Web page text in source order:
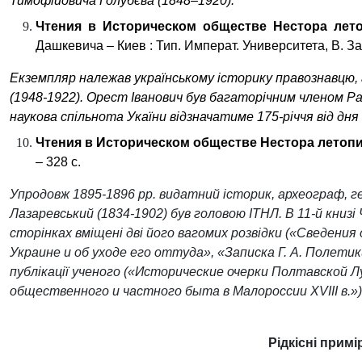
Чтения в
Историческом обществе Нестора л
Дашкевича – Киев : Тип. Императ. Университета, В.
Екземпляр належав українськомуісторику правознавцю,
(1948-1922). Орест Іванович був багаторічним членом
наукова спільнота Укаїни відзначатиме 175-річчя від
Чтения в Историческом обществе Нестора л
– 328 с.
Упродовж 1895-1896 рр. видатний історик, археограф,
Лазаревський (1834-1902) був головою ІТНЛ. В 11-й
сторінках вміщені дві його вагомих розвідки («Сведения
Украине и об уходе его оттуда», «Записка Г. А.
публікації ученого («Исторические очерки
общественного и частного быта в Малороссии XVIII
Рідкісні